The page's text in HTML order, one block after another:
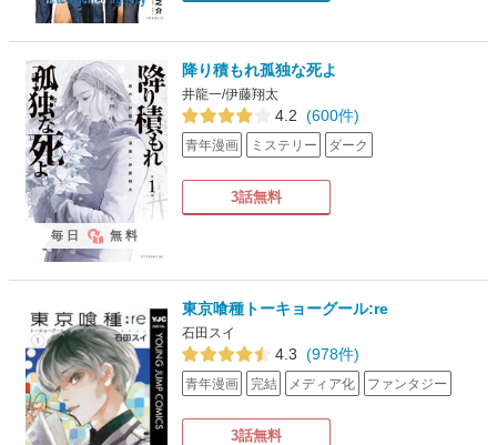
降り積もれ孤独な死よ
井龍一/伊藤翔太
4.2 (600件)
青年漫画 ミステリー ダーク
3話無料
毎日 無料
東京喰種トーキョーグール:re
石田スイ
4.3 (978件)
青年漫画 完結 メディア化 ファンタジー
3話無料